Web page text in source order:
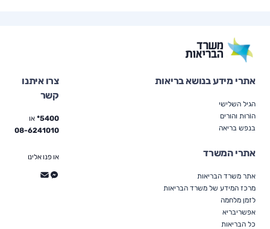
אתרי מידע בנושא בריאות
הגיל השלישי
הוֹרוּת והורים
בנפש בריאה
אתרי המשרד
אתר משרד הבריאות
מרכז המידע של משרד הבריאות
לזמן מלחמה
אפשריבריא
כל הבריאות
צרו איתנו
קשר
5400* או
08-6241010
או פנו אלינו